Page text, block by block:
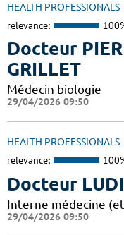
HEALTH PROFESSIONALS
relevance:
Docteur
GRILLET
Médecin biologie
29/04/2026 09:50
HEALTH PROFESSIONALS
relevance:
Docteur
Interne médecine (et
29/04/2026 09:50